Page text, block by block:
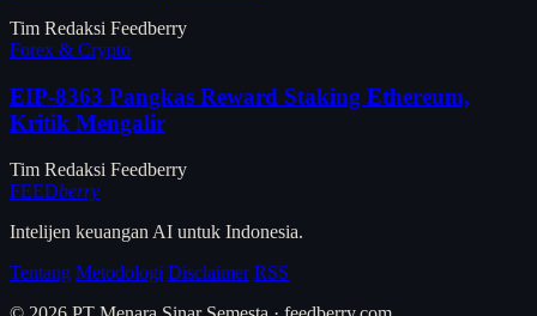
Tim Redaksi Feedberry
Forex & Crypto
EIP-8363 Pangkas Reward Staking Ethereum,
Kritik Mengalir
Tim Redaksi Feedberry
FEEDberry
Intelijen keuangan AI untuk Indonesia.
Tentang Metodologi Disclaimer RSS